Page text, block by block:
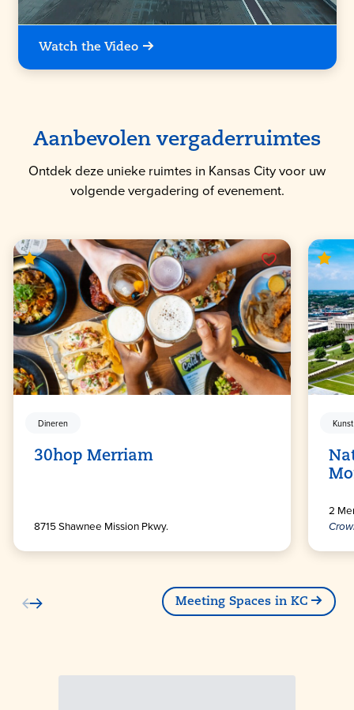
Watch the Video
Aanbevolen vergaderruimtes
Ontdek deze unieke ruimtes in Kansas City voor uw
volgende vergadering of evenement.
Dineren
30hop Merriam
8715 Shawnee Mission Pkwy.
2
Meeting Spaces in KC